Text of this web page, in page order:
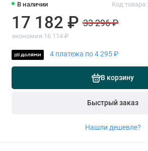
В наличии Код
17 182 ₽ 33 296 ₽
экономия 16 114 ₽
4 платежа по 4 295 ₽
В корзину
Быстрый заказ
Нашли дешевле?